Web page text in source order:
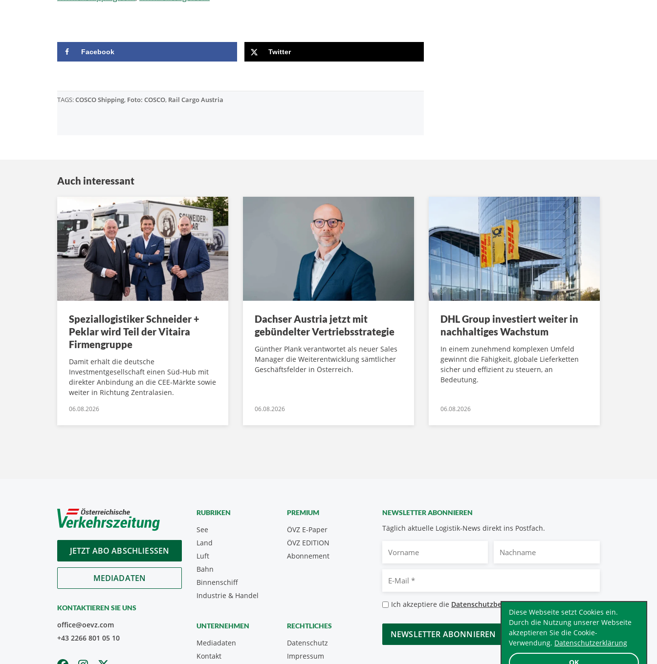
Diese Webseite setzt Cookies ein.
Durch die Nutzung unserer Webseite
akzeptieren Sie die Cookie-
Verwendung. Datenschutzerklärung
Facebook Twitter
TAGS:COSCO Shipping, Foto: COSCO, Rail Cargo Austria
Auch interessant
Speziallogistiker Schneider +
Peklar wird Teil der Vitaira
Firmengruppe
Damit erhält die deutsche
Investmentgesellschaft einen Süd-Hub mit
direkter Anbindung an die CEE-Märkte sowie
weiter in Richtung Zentralasien.
06.08.2026
Dachser Austria jetzt mit
gebündelter Vertriebsstrategie
Günther Plank verantwortet als neuer Sales
Manager die Weiterentwicklung sämtlicher
Geschäftsfelder in Österreich.
06.08.2026
DHL Group investiert weiter in
nachhaltiges Wachstum
In einem zunehmend komplexen Umfeld
gewinnt die Fähigkeit, globale Lieferketten
sicher und effizient zu steuern, an
Bedeutung.
06.08.2026
JETZT ABO ABSCHLIESSEN
MEDIADATEN
KONTAKTIEREN SIE UNS
office@oevz.com
+43 2266 801 05 10
NEWSLETTER ABONNIEREN
Täglich aktuelle Logistik-News direkt ins Postfach.
Mail
Datenschutzbestimmungen
Ich akzeptiere die Datenschutzbestimmungen.*
CAPTCHA
RUBRIKEN
See
Land
Luft
Bahn
Binnenschiff
Industrie & Handel
PREMIUM
ÖVZ E-Paper
Abonnement
ÖVZ EDITION
UNTERNEHMEN
Mediadaten
Kontakt
RECHTLICHES
Datenschutz
Impressum